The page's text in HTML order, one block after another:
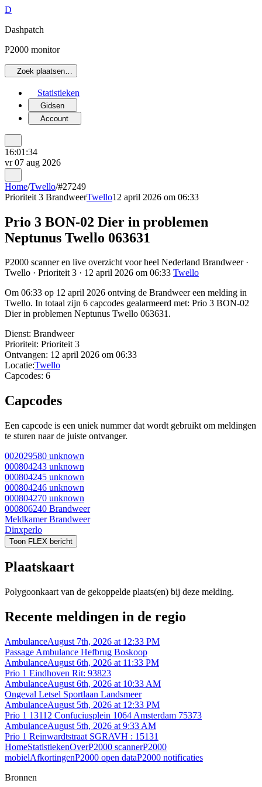
D
Dashpatch
P2000 monitor
Zoek plaatsen…
Statistieken
Gidsen
Account
16:01:34
vr 07 aug 2026
Home/Twello/#27249
Prioriteit 3 BrandweerTwello12 april 2026 om 06:33
Prio 3 BON-02 Dier in problemen
Neptunus Twello 063631
P2000 scanner en live overzicht voor heel Nederland Brandweer ·
Twello · Prioriteit 3 · 12 april 2026 om 06:33 Twello
Om 06:33 op 12 april 2026 ontving de Brandweer een melding in
Twello. In totaal zijn 6 capcodes gealarmeerd met: Prio 3 BON-02
Dier in problemen Neptunus Twello 063631.
Dienst: Brandweer
Prioriteit: Prioriteit 3
Ontvangen: 12 april 2026 om 06:33
Locatie:Twello
Capcodes: 6
Capcodes
Een capcode is een uniek nummer dat wordt gebruikt om meldingen
te sturen naar de juiste ontvanger.
002029580 unknown
000804243 unknown
000804245 unknown
000804246 unknown
000804270 unknown
000806240 Brandweer
Meldkamer Brandweer
Dinxperlo
Toon FLEX bericht
Plaatskaart
Polygoonkaart van de gekoppelde plaats(en) bij deze melding.
Recente meldingen in de regio
AmbulanceAugust 7th, 2026 at 12:33 PM
Passage Ambulance Hefbrug Boskoop
AmbulanceAugust 6th, 2026 at 11:33 PM
Prio 1 Eindhoven Rit: 93823
AmbulanceAugust 6th, 2026 at 10:33 AM
Ongeval Letsel Sportlaan Landsmeer
AmbulanceAugust 5th, 2026 at 12:33 PM
Prio 1 13112 Confuciusplein 1064 Amsterdam 75373
AmbulanceAugust 5th, 2026 at 9:33 AM
Prio 1 Reinwardtstraat SGRAVH : 15131
HomeStatistiekenOverP2000 scannerP2000
mobielAfkortingenP2000 open dataP2000 notificaties
Bronnen